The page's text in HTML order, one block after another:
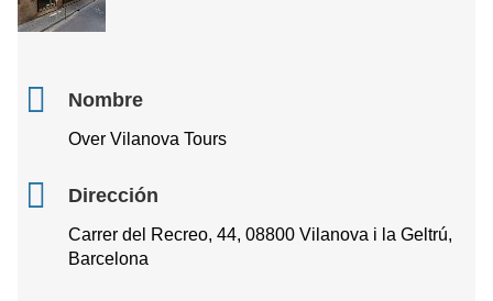
Nombre
Over Vilanova Tours
Dirección
Carrer del Recreo, 44, 08800 Vilanova i la Geltrú,
Barcelona